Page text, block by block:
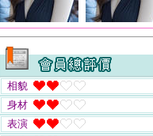
相貌
身材
表演